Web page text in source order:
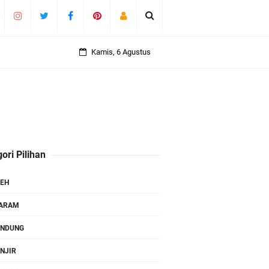
Kamis, 6 Agustus
Pilihan